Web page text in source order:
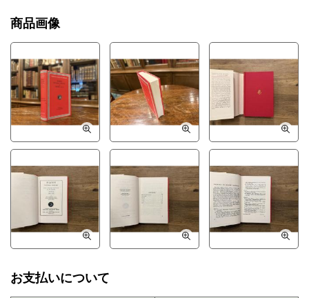
商品画像
お支払いについて